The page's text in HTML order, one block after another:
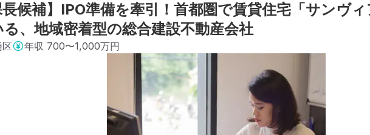
長候補】IPO準備を牽引！首都圏で賃貸住宅「サンヴ
る、地域密着型の総合建設不動産会社
年収 700〜1,000万円